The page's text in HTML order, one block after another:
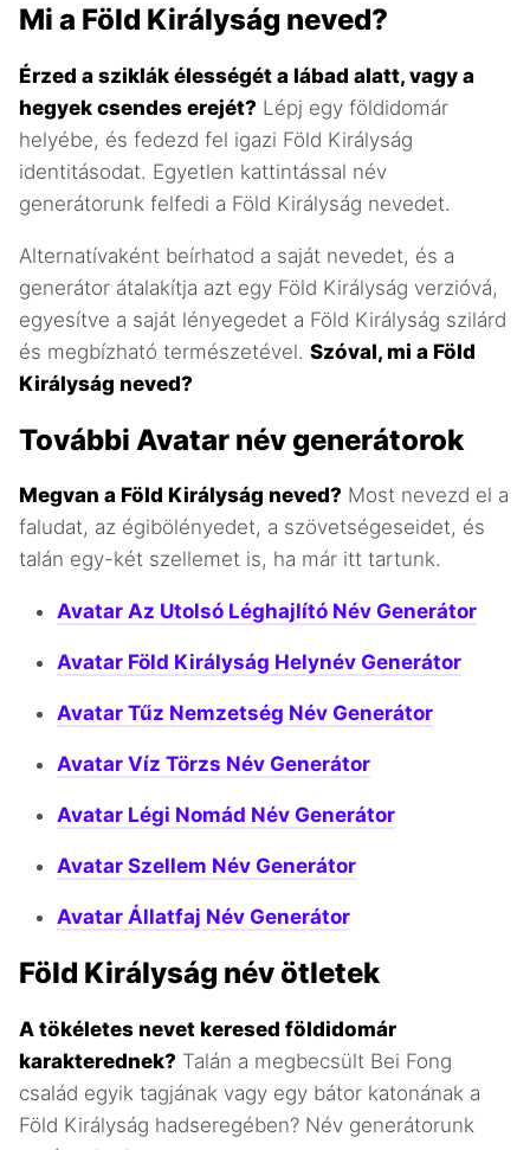
Mi a Föld Királyság neved?
Érzed a sziklák élességét a lábad alatt, vagy a
hegyek csendes erejét? Lépj egy földidomár
helyébe, és fedezd fel igazi Föld Királyság
identitásodat. Egyetlen kattintással név
generátorunk felfedi a Föld Királyság nevedet.
Alternatívaként beírhatod a saját nevedet, és a
generátor átalakítja azt egy Föld Királyság verzióvá,
egyesítve a saját lényegedet a Föld Királyság szilárd
és megbízható természetével. Szóval, mi a Föld
Királyság neved?
További Avatar név generátorok
Megvan a Föld Királyság neved? Most nevezd el a
faludat, az égibölényedet, a szövetségeseidet, és
talán egy-két szellemet is, ha már itt tartunk.
Avatar Az Utolsó Léghajlító Név Generátor
Avatar Föld Királyság Helynév Generátor
Avatar Tűz Nemzetség Név Generátor
Avatar Víz Törzs Név Generátor
Avatar Légi Nomád Név Generátor
Avatar Szellem Név Generátor
Avatar Állatfaj Név Generátor
Föld Királyság név ötletek
A tökéletes nevet keresed földidomár
karakterednek? Talán a megbecsült Bei Fong
család egyik tagjának vagy egy bátor katonának a
Föld Királyság hadseregében? Név generátorunk